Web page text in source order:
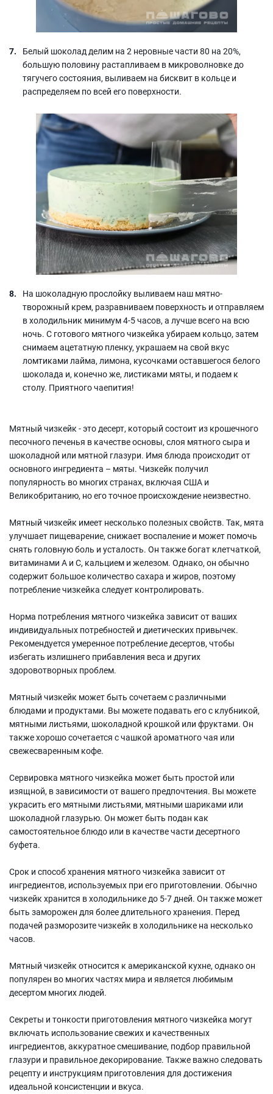
Белый шоколад делим на 2 неровные части 80 на 20%,
большую половину растапливаем в микроволновке до
тягучего состояния, выливаем на бисквит в кольце и
распределяем по всей его поверхности.
На шоколадную прослойку выливаем наш мятно-
творожный крем, разравниваем поверхность и отправляем
в холодильник минимум 4-5 часов, а лучше всего на всю
ночь. С готового мятного чизкейка убираем кольцо, затем
снимаем ацетатную пленку, украшаем на свой вкус
ломтиками лайма, лимона, кусочками оставшегося белого
шоколада и, конечно же, листиками мяты, и подаем к
столу. Приятного чаепития!
Мятный чизкейк - это десерт, который состоит из крошечного
песочного печенья в качестве основы, слоя мятного сыра и
шоколадной или мятной глазури. Имя блюда происходит от
основного ингредиента – мяты. Чизкейк получил
популярность во многих странах, включая США и
Великобританию, но его точное происхождение неизвестно.
Мятный чизкейк имеет несколько полезных свойств. Так, мята
улучшает пищеварение, снижает воспаление и может помочь
снять головную боль и усталость. Он также богат клетчаткой,
витаминами А и С, кальцием и железом. Однако, он обычно
содержит большое количество сахара и жиров, поэтому
потребление чизкейка следует контролировать.
Норма потребления мятного чизкейка зависит от ваших
индивидуальных потребностей и диетических привычек.
Рекомендуется умеренное потребление десертов, чтобы
избегать излишнего прибавления веса и других
здоровотворных проблем.
Мятный чизкейк может быть сочетаем с различными
блюдами и продуктами. Вы можете подавать его с клубникой,
мятными листьями, шоколадной крошкой или фруктами. Он
также хорошо сочетается с чашкой ароматного чая или
свежесваренным кофе.
Сервировка мятного чизкейка может быть простой или
изящной, в зависимости от вашего предпочтения. Вы можете
украсить его мятными листьями, мятными шариками или
шоколадной глазурью. Он может быть подан как
самостоятельное блюдо или в качестве части десертного
буфета.
Срок и способ хранения мятного чизкейка зависит от
ингредиентов, используемых при его приготовлении. Обычно
чизкейк хранится в холодильнике до 5-7 дней. Он также может
быть заморожен для более длительного хранения. Перед
подачей разморозите чизкейк в холодильнике на несколько
часов.
Мятный чизкейк относится к американской кухне, однако он
популярен во многих частях мира и является любимым
десертом многих людей.
Секреты и тонкости приготовления мятного чизкейка могут
включать использование свежих и качественных
ингредиентов, аккуратное смешивание, подбор правильной
глазури и правильное декорирование. Также важно следовать
рецепту и инструкциям приготовления для достижения
идеальной консистенции и вкуса.